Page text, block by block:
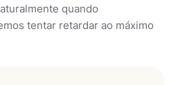
quando
tentar retardar ao máximo